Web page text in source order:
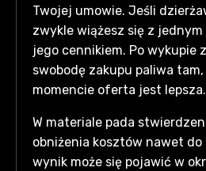
Twojej umowie. Jeśli
zwykle wiążesz się z
jego cennikiem. Po wykupie
swobodę zakupu paliwa
momencie oferta jest lepsza.
W materiale pada
obniżenia kosztów nawet do
wynik może się pojawić w